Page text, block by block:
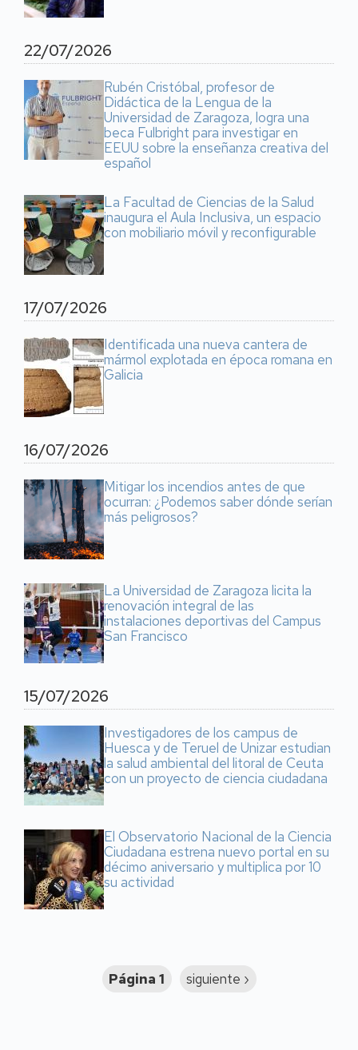
22/07/2026
Rubén Cristóbal, profesor de
Didáctica de la Lengua de la
Universidad de Zaragoza, logra una
beca Fulbright para investigar en
EEUU sobre la enseñanza creativa del
español
La Facultad de Ciencias de la Salud
inaugura el Aula Inclusiva, un espacio
con mobiliario móvil y reconfigurable
17/07/2026
Identificada una nueva cantera de
mármol explotada en época romana en
Galicia
16/07/2026
Mitigar los incendios antes de que
ocurran: ¿Podemos saber dónde serían
más peligrosos?
La Universidad de Zaragoza licita la
renovación integral de las
instalaciones deportivas del Campus
San Francisco
15/07/2026
Investigadores de los campus de
Huesca y de Teruel de Unizar estudian
la salud ambiental del litoral de Ceuta
con un proyecto de ciencia ciudadana
El Observatorio Nacional de la Ciencia
Ciudadana estrena nuevo portal en su
décimo aniversario y multiplica por 10
su actividad
Página 1
Siguiente
siguiente ›